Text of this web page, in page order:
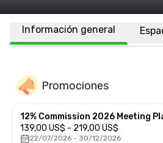
Información general
Promociones
12% Commission 2026 Meeting
139,00 US$ - 219,00 US$
22/07/2026 - 30/12/2026